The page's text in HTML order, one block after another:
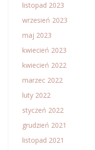
listopad 2023
wrzesień 2023
maj 2023
kwiecień 2023
kwiecień 2022
marzec 2022
luty 2022
styczeń 2022
grudzień 2021
listopad 2021